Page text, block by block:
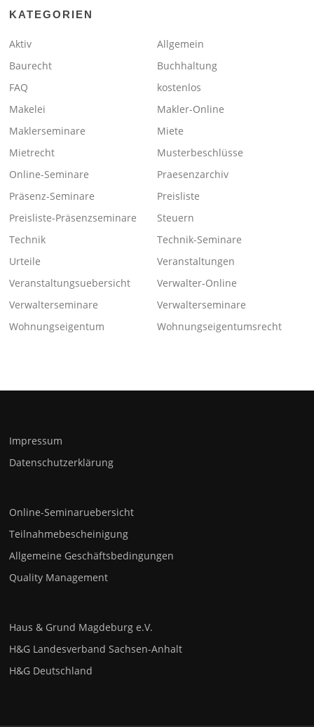
KATEGORIEN
Aktiv
Allgemein
Baurecht
Buchhaltung
FAQ
kostenlos
Makelei
Makler-Online
Maklerseminare
Miete
Mietrecht
Musterbeschlüsse
Online-Seminare
Praesenzarchiv
Präsenz-Seminare
Preisliste
Preisliste-Präsenzseminare
Steuern
Technik
Technik-Seminare
Urteile
Veranstaltungen
Veranstaltungsuebersicht
Verwalter-Online
Verwalterseminare
Verwalterseminare
Wohnungseigentum
Wohnungseigentumsrecht
Impressum
Datenschutzerklärung
Online-Seminaruebersicht
Teilnahmebescheinigung
Allgemeine Geschäftsbedingungen
Quality Management
Haus & Grund Magdeburg e.V.
H&G Landesverband Sachsen-Anhalt
H&G Deutschland